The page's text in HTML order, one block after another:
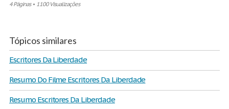
4 Páginas• 1100 Visualizações
Tópicos similares
Escritores Da Liberdade
Resumo Do Filme Escritores Da Liberdade
Resumo Escritores Da Liberdade